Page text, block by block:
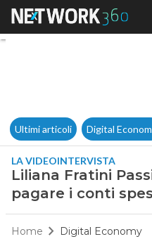
Ultimi articoli Digital
LA VIDEOINTERVISTA
Liliana Fratini
pagare i conti
Home Digital Economy